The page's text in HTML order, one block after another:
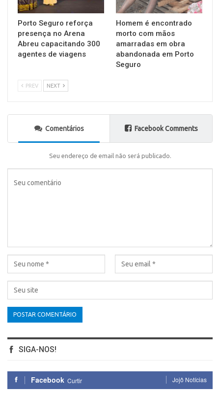
Porto Seguro reforça
presença no Arena
Abreu capacitando 300
agentes de viagens
Homem é encontrado
morto com mãos
amarradas em obra
abandonada em Porto
Seguro
PREV NEXT
Comentários Facebook Comments
Seu endereço de email não será publicado.
SIGA-NOS!
Facebook Curtir Jojô Notícias